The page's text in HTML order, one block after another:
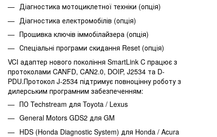
Діагностика мотоциклетної техніки (опція)
Діагностика електромобілів (опція)
Прошивка ключів іммобілайзера (опція)
Спеціальні програми скидання Reset (опція)
VCI адаптер нового покоління SmartLink C працює з
протоколами CANFD, CAN2.0, DOIP, J2534 та D-
PDU.Протокол J-2534 підтримує повноцінну роботу з
дилерським програмним забезпеченням:
ПО Techstream для Toyota / Lexus
General Motors GDS2 для GM
HDS (Honda Diagnostic System) для Honda / Acura